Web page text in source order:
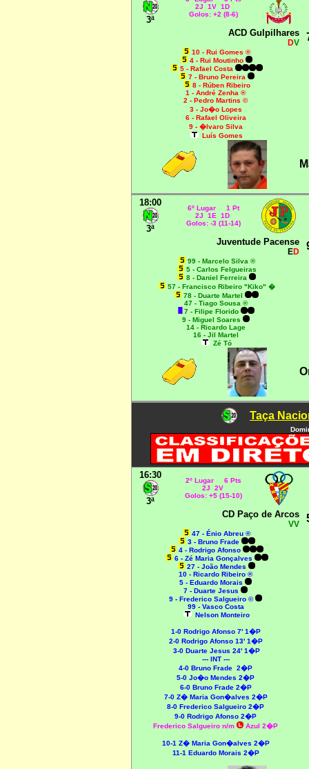
3ª
2J 1V 1D
Golos: +2 (8-6)
ACD Gulpilhares
DV
10 - Rui Gomes ®
4 - Rui Moutinho
5 - Rafael Costa
7 - Bruno Pereira
8 - Rúben Ribeiro
1 - André Zenha ®
2 - Pedro Martins ©
3 - Jo�o Lopes
6 - Rafael Oliveira
9 - �lvaro Silva
Luís Gomes
18:00
3ª
6º Lugar 1 Pt
2J 1E 1D
Golos: -3 (11-14)
Juventude Pacense
ED
99- Marcelo Silva ®
5 - Carlos Felgueiras
8 - Daniel Ferreira
57 - Francisco Ribeiro "Kiko" �
78 - Duarte Martel
47 - Tiago Sousa ®
7 - Filipe Florido
9 - Miguel Soares
14 - Ricardo Lage
16 - Jil Martel
Zé Tó
Taça
16:30
3ª
2º Lugar 6 Pts
2J 2V
Golos: +5 (15-10)
CD Paço de Arcos
VV
47 - Énio Abreu ®
3 - Bruno Frade
4 - Rodrigo Afonso
6 - Zé Maria Gonçalves
27 - João Mendes
10 - Ricardo Ribeiro ®
5 - Eduardo Morais
7 - Duarte Jesus
9 - Frederico Salgueiro ©
99 - Vasco Costa
Nelson Monteiro
1-0 Rodrigo Afonso 7' 1�P
2-0 Rodrigo Afonso 13' 1�P
3-0 Duarte Jesus 24' 1�P
--- INT ---
4-0 Bruno Frade 2�P
5-0 Jo�o Mendes 2�P
6-0 Bruno Frade 2�P
7-0 Z� Maria Gon�alves 2�P
8-0 Frederico Salgueiro 2�P
9-0 Rodrigo Afonso 2�P
Frederico Salgueiro n/m
Azul 2�P
10-1 Z� Maria Gon�alves 2�P
11-1 Eduardo Morais 2�P